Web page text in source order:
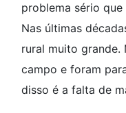
problema sério
Nas últimas
rural muito grande.
campo e foram
disso é a falta de